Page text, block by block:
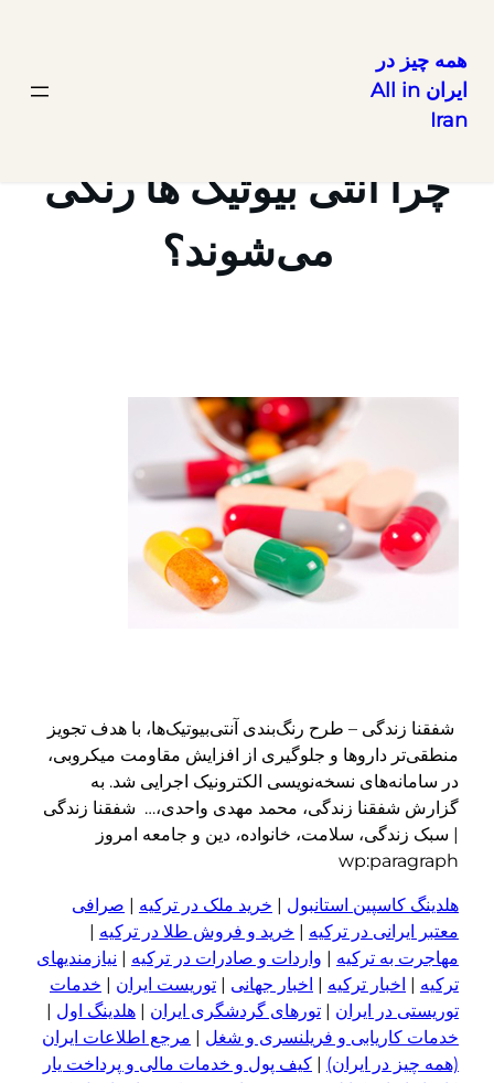
رفتن
همه چیز در
ایران All in
Iran
چرا آنتی بیوتیک ها رنگی
می‌شوند؟
شفقنا زندگی – طرح رنگ‌بندی آنتی‌بیوتیک‌ها، با هدف تجویز
منطقی‌تر داروها و جلوگیری از افزایش مقاومت میکروبی،
در سامانه‌های نسخه‌نویسی الکترونیک اجرایی شد. به
گزارش شفقنا زندگی، محمد مهدی واحدی،… شفقنا زندگی
| سبک زندگی، سلامت، خانواده، دین و جامعه امروز
wp:paragraph
هلدینگ کاسپین استانبول | خرید ملک در ترکیه | صرافی
معتبر ایرانی در ترکیه | خرید و فروش طلا در ترکیه |
مهاجرت به ترکیه | واردات و صادرات در ترکیه | نیازمندیهای
ترکیه | اخبار ترکیه | اخبار جهانی | توریست ایران | خدمات
توریستی در ایران | تورهای گردشگری ایران | هلدینگ اول |
خدمات کاریابی و فریلنسری و شغل | مرجع اطلاعات ایران
(همه چیز در ایران) | کیف پول و خدمات مالی و پرداخت یار